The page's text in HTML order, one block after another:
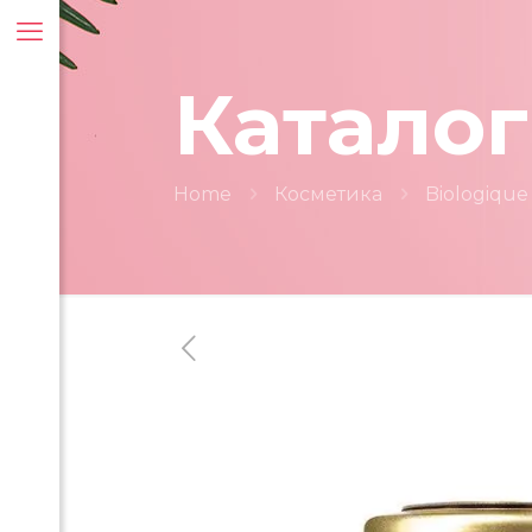
Каталог
Home Косметика